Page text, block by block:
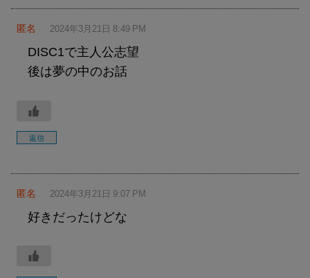
匿名 2024年3月21日 8:49 PM
DISC1で主人公志望
後は夢の中のお話
返信
匿名 2024年3月21日 9:07 PM
好きだったけどな